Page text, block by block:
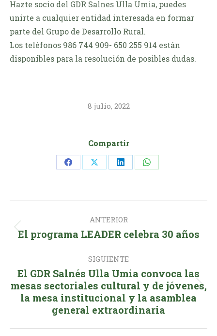
Hazte socio del GDR Salnes Ulla Umia, puedes
unirte a cualquier entidad interesada en formar
parte del Grupo de Desarrollo Rural.
Los teléfonos 986 744 909- 650 255 914 están
disponibles para la resolución de posibles dudas.
8 julio, 2022
Compartir
Share Share Share Share
entre
ANTERIOR
Publicación
El programa LEADER celebra 30 años
SIGUIENTE
Publicación
siguiente:
El GDR Salnés Ulla Umia convoca las
mesas sectoriales cultural y de jóvenes,
la mesa institucional y la asamblea
general extraordinaria